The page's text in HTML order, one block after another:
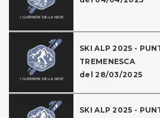
SKI ALP 2025 -
TREMENESCA
del 28/03/2025
SKI ALP 2025 -